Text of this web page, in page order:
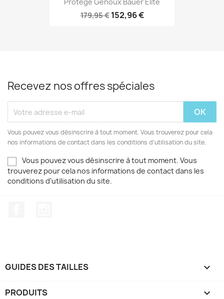
179,95 € 152,96 €
Recevez nos offres spéciales
Vous pouvez vous désinscrire à tout moment. Vous trouverez pour cela
nos informations de contact dans les conditions d'utilisation du site.
Vous pouvez vous désinscrire à tout moment. Vous
trouverez pour cela nos informations de contact dans les
conditions d'utilisation du site.
GUIDES DES TAILLES 
PRODUITS 